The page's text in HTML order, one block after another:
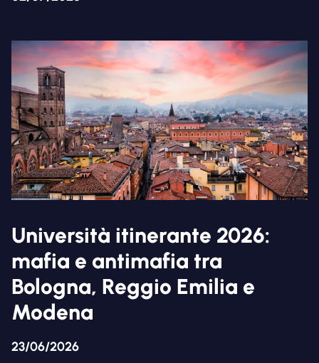
Università itinerante 2026:
mafia e antimafia tra
Bologna, Reggio Emilia e
Modena
23/06/2026